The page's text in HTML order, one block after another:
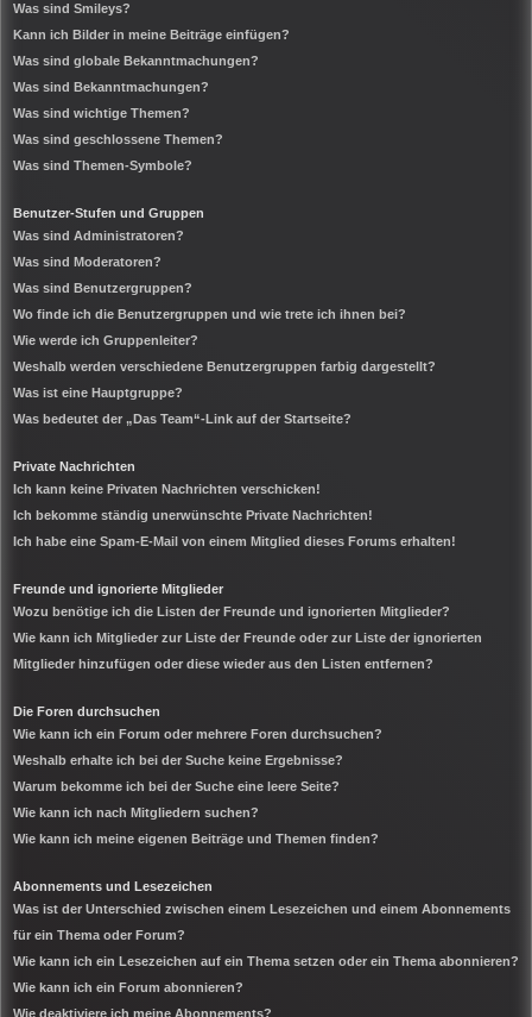
Was sind Smileys?
Kann ich Bilder in meine Beiträge einfügen?
Was sind globale Bekanntmachungen?
Was sind Bekanntmachungen?
Was sind wichtige Themen?
Was sind geschlossene Themen?
Was sind Themen-Symbole?
Benutzer-Stufen und Gruppen
Was sind Administratoren?
Was sind Moderatoren?
Was sind Benutzergruppen?
Wo finde ich die Benutzergruppen und wie trete ich ihnen bei?
Wie werde ich Gruppenleiter?
Weshalb werden verschiedene Benutzergruppen farbig dargestellt?
Was ist eine Hauptgruppe?
Was bedeutet der „Das Team“-Link auf der Startseite?
Private Nachrichten
Ich kann keine Privaten Nachrichten verschicken!
Ich bekomme ständig unerwünschte Private Nachrichten!
Ich habe eine Spam-E-Mail von einem Mitglied dieses Forums erhalten!
Freunde und ignorierte Mitglieder
Wozu benötige ich die Listen der Freunde und ignorierten Mitglieder?
Wie kann ich Mitglieder zur Liste der Freunde oder zur Liste der ignorierten
Mitglieder hinzufügen oder diese wieder aus den Listen entfernen?
Die Foren durchsuchen
Wie kann ich ein Forum oder mehrere Foren durchsuchen?
Weshalb erhalte ich bei der Suche keine Ergebnisse?
Warum bekomme ich bei der Suche eine leere Seite?
Wie kann ich nach Mitgliedern suchen?
Wie kann ich meine eigenen Beiträge und Themen finden?
Abonnements und Lesezeichen
Was ist der Unterschied zwischen einem Lesezeichen und einem Abonnements
für ein Thema oder Forum?
Wie kann ich ein Lesezeichen auf ein Thema setzen oder ein Thema abonnieren?
Wie kann ich ein Forum abonnieren?
Wie deaktiviere ich meine Abonnements?